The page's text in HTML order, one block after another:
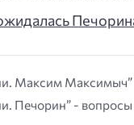
Максим Максимыч”
Печорин” - вопросы